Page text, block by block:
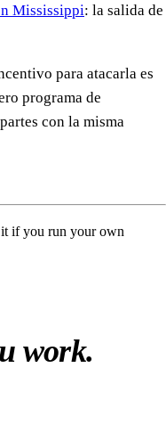
Mississippi: la salida de
para atacarla es
programa de
con la misma
if you run your own
work.